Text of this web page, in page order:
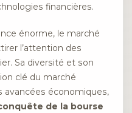
financières.
énorme, le marché
l’attention des
Sa diversité et son
clé du marché
avancées économiques,
de la bourse